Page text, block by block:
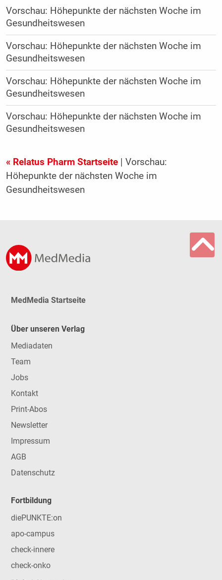
Vorschau: Höhepunkte der nächsten Woche im
Gesundheitswesen
Vorschau: Höhepunkte der nächsten Woche im
Gesundheitswesen
Vorschau: Höhepunkte der nächsten Woche im
Gesundheitswesen
Vorschau: Höhepunkte der nächsten Woche im
Gesundheitswesen
« Relatus Pharm Startseite| Vorschau:
Höhepunkte der nächsten Woche im
Gesundheitswesen
MedMedia Startseite
Über unseren Verlag
Mediadaten
Team
Jobs
Kontakt
Print-Abos
Newsletter
Impressum
AGB
Datenschutz
Fortbildung
diePUNKTE:on
apo-campus
check-innere
check-onko